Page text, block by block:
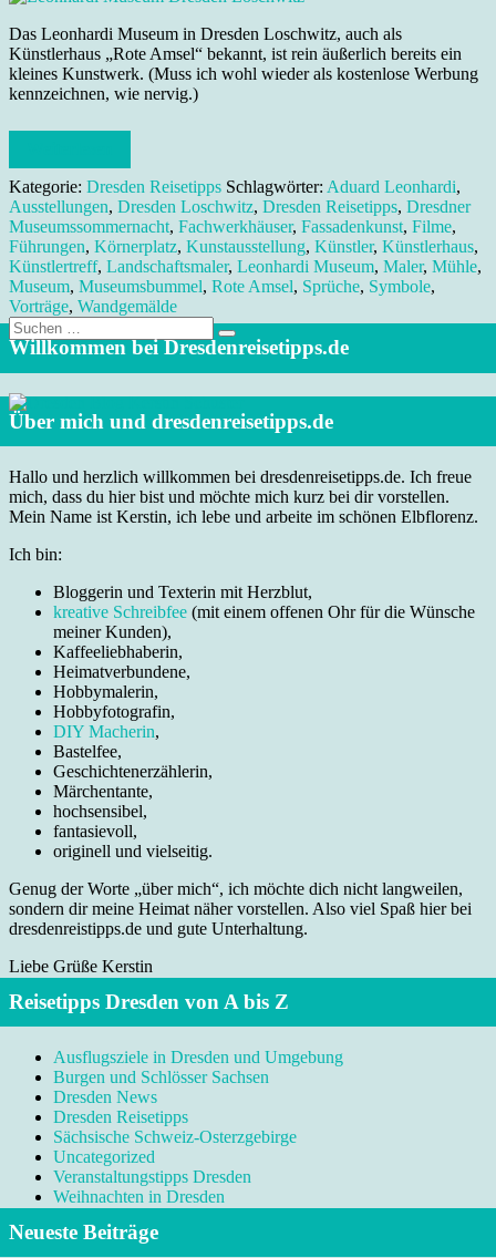
Das Leonhardi Museum in Dresden Loschwitz, auch als
Künstlerhaus „Rote Amsel“ bekannt, ist rein äußerlich bereits ein
kleines Kunstwerk. (Muss ich wohl wieder als kostenlose Werbung
kennzeichnen, wie nervig.)
Kategorie: Dresden Reisetipps Schlagwörter: Aduard Leonhardi,
Ausstellungen, Dresden Loschwitz, Dresden Reisetipps, Dresdner
Museumssommernacht, Fachwerkhäuser, Fassadenkunst, Filme,
Führungen, Körnerplatz, Kunstausstellung, Künstler, Künstlerhaus,
Künstlertreff, Landschaftsmaler, Leonhardi Museum, Maler, Mühle,
Museum, Museumsbummel, Rote Amsel, Sprüche, Symbole,
Vorträge, Wandgemälde
Suche
nach:
Willkommen bei Dresdenreisetipps.de
Über mich und dresdenreisetipps.de
Hallo und herzlich willkommen bei dresdenreisetipps.de. Ich freue
mich, dass du hier bist und möchte mich kurz bei dir vorstellen.
Mein Name ist Kerstin, ich lebe und arbeite im schönen Elbflorenz.
Ich bin:
Bloggerin und Texterin mit Herzblut,
kreative Schreibfee (mit einem offenen Ohr für die Wünsche
meiner Kunden),
Kaffeeliebhaberin,
Heimatverbundene,
Hobbymalerin,
Hobbyfotografin,
DIY Macherin,
Bastelfee,
Geschichtenerzählerin,
Märchentante,
hochsensibel,
fantasievoll,
originell und vielseitig.
Genug der Worte „über mich“, ich möchte dich nicht langweilen,
sondern dir meine Heimat näher vorstellen. Also viel Spaß hier bei
dresdenreistipps.de und gute Unterhaltung.
Liebe Grüße Kerstin
Reisetipps Dresden von A bis Z
Ausflugsziele in Dresden und Umgebung
Burgen und Schlösser Sachsen
Dresden News
Dresden Reisetipps
Sächsische Schweiz-Osterzgebirge
Uncategorized
Veranstaltungstipps Dresden
Weihnachten in Dresden
Neueste Beiträge